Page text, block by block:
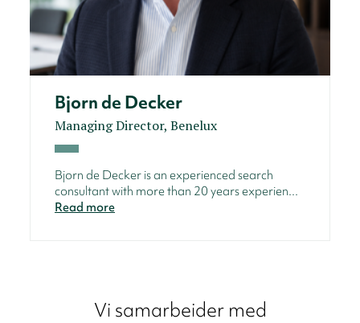
Bjorn de Decker
Managing Director, Benelux
Bjorn de Decker is an experienced search
consultant with more than 20 years experien...
Read more
Vi samarbeider med